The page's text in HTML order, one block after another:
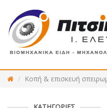
Κοπή & επισκευή